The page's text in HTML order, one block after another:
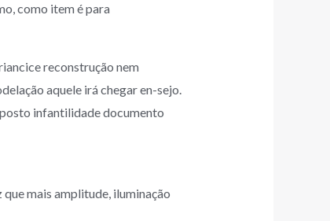
como item é para
reconstrução nem
aquele irá chegar en-sejo.
infantilidade documento
mais amplitude, iluminação